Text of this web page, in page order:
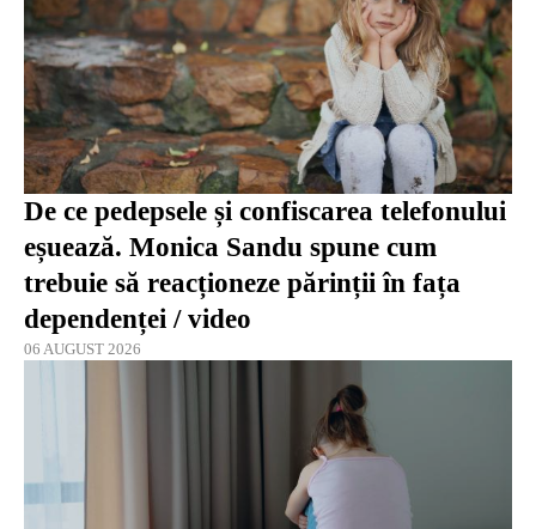
De ce pedepsele și confiscarea telefonului
eșuează. Monica Sandu spune cum
trebuie să reacționeze părinții în fața
dependenței / video
06 AUGUST 2026